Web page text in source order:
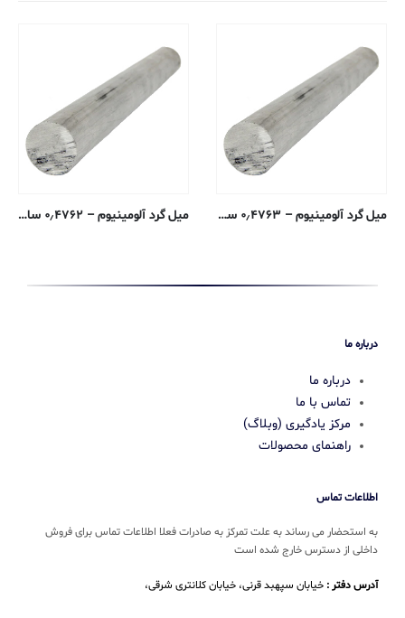
میل گرد آلومینیوم – ۰٫۴۷۶۳ سانتی متری – T3-2011 پوشش خنک کننده میل گرد آلومینیوم – ۰٫۴۷۶۲ سانتی متری – ۶۰۶۱-T6 پوشش خنک کننده
درباره ما
درباره ما
تماس با ما
مرکز یادگیری (وبلاگ)
راهنمای محصولات
اطلاعات تماس
به استحضار می رساند به علت تمرکز به صادرات فعلا اطلاعات تماس برای فروش
داخلی از دسترس خارج شده است
آدرس دفتر : خیابان سپهبد قرنی، خیابان کلانتری شرقی،